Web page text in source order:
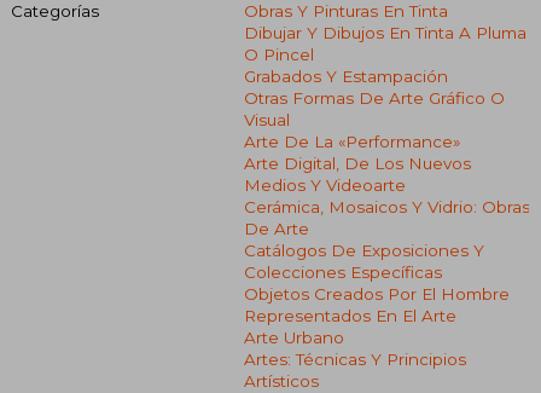
Categorías
Obras Y Pinturas En Tinta
Dibujar Y Dibujos En Tinta A Pluma
O Pincel
Grabados Y Estampación
Otras Formas De Arte Gráfico O
Visual
Arte De La «performance»
Arte Digital, De Los Nuevos
Medios Y Videoarte
Cerámica, Mosaicos Y Vidrio: Obras
De Arte
Catálogos De Exposiciones Y
Colecciones Específicas
Objetos Creados Por El Hombre
Representados En El Arte
Arte Urbano
Artes: Técnicas Y Principios
Artísticos